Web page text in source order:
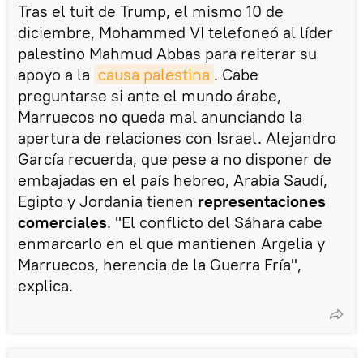
Tras el tuit de Trump, el mismo 10 de
diciembre, Mohammed VI telefoneó al líder
palestino Mahmud Abbas para reiterar su
apoyo a la causa palestina . Cabe
preguntarse si ante el mundo árabe,
Marruecos no queda mal anunciando la
apertura de relaciones con Israel. Alejandro
García recuerda, que pese a no disponer de
embajadas en el país hebreo, Arabia Saudí,
Egipto y Jordania tienen representaciones
comerciales. "El conflicto del Sáhara cabe
enmarcarlo en el que mantienen Argelia y
Marruecos, herencia de la Guerra Fría",
explica.